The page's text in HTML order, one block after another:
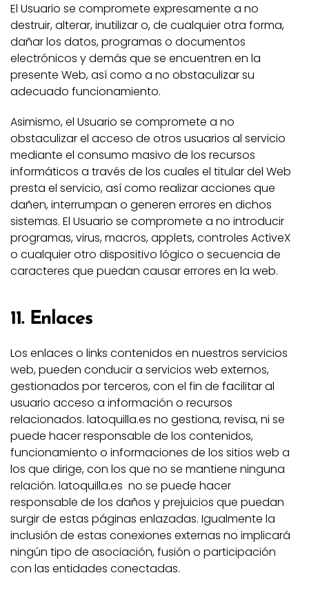
El Usuario se compromete expresamente a no
destruir, alterar, inutilizar o, de cualquier otra forma,
dañar los datos, programas o documentos
electrónicos y demás que se encuentren en la
presente Web, así como a no obstaculizar su
adecuado funcionamiento.
Asimismo, el Usuario se compromete a no
obstaculizar el acceso de otros usuarios al servicio
mediante el consumo masivo de los recursos
informáticos a través de los cuales el titular del Web
presta el servicio, así como realizar acciones que
dañen, interrumpan o generen errores en dichos
sistemas. El Usuario se compromete a no introducir
programas, virus, macros, applets, controles ActiveX
o cualquier otro dispositivo lógico o secuencia de
caracteres que puedan causar errores en la web.
11. Enlaces
Los enlaces o links contenidos en nuestros servicios
web, pueden conducir a servicios web externos,
gestionados por terceros, con el fin de facilitar al
usuario acceso a información o recursos
relacionados. latoquilla.es no gestiona, revisa, ni se
puede hacer responsable de los contenidos,
funcionamiento o informaciones de los sitios web a
los que dirige, con los que no se mantiene ninguna
relación. latoquilla.es no se puede hacer
responsable de los daños y prejuicios que puedan
surgir de estas páginas enlazadas. Igualmente la
inclusión de estas conexiones externas no implicará
ningún tipo de asociación, fusión o participación
con las entidades conectadas.